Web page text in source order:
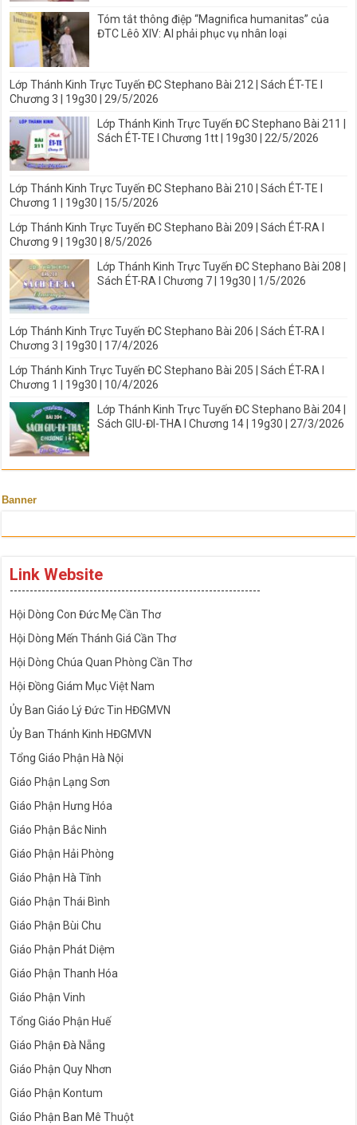
Tóm tắt thông điệp “Magnifica humanitas” của
ĐTC Lêô XIV: AI phải phục vụ nhân loại
Lớp Thánh Kinh Trực Tuyến ĐC Stephano Bài 212 | Sách ÉT-TE I
Chương 3 | 19g30 | 29/5/2026
Lớp Thánh Kinh Trực Tuyến ĐC Stephano Bài 211 |
Sách ÉT-TE I Chương 1tt | 19g30 | 22/5/2026
Lớp Thánh Kinh Trực Tuyến ĐC Stephano Bài 210 | Sách ÉT-TE I
Chương 1 | 19g30 | 15/5/2026
Lớp Thánh Kinh Trực Tuyến ĐC Stephano Bài 209 | Sách ÉT-RA I
Chương 9 | 19g30 | 8/5/2026
Lớp Thánh Kinh Trực Tuyến ĐC Stephano Bài 208 |
Sách ÉT-RA I Chương 7 | 19g30 | 1/5/2026
Lớp Thánh Kinh Trực Tuyến ĐC Stephano Bài 206 | Sách ÉT-RA I
Chương 3 | 19g30 | 17/4/2026
Lớp Thánh Kinh Trực Tuyến ĐC Stephano Bài 205 | Sách ÉT-RA I
Chương 1 | 19g30 | 10/4/2026
Lớp Thánh Kinh Trực Tuyến ĐC Stephano Bài 204 |
Sách GIU-ĐI-THA I Chương 14 | 19g30 | 27/3/2026
Banner
Link Website
---------------------------------------------------------------
Hội Dòng Con Đức Mẹ Cần Thơ
Hội Dòng Mến Thánh Giá Cần Thơ
Hội Dòng Chúa Quan Phòng Cần Thơ
Hội Đồng Giám Mục Việt Nam
Ủy Ban Giáo Lý Đức Tin HĐGMVN
Ủy Ban Thánh Kinh HĐGMVN
Tổng Giáo Phận Hà Nội
Giáo Phận Lạng Sơn
Giáo Phận Hưng Hóa
Giáo Phận Bắc Ninh
Giáo Phận Hải Phòng
Giáo Phận Hà Tĩnh
Giáo Phận Thái Bình
Giáo Phận Bùi Chu
Giáo Phận Phát Diệm
Giáo Phận Thanh Hóa
Giáo Phận Vinh
Tổng Giáo Phận Huế
Giáo Phận Đà Nẵng
Giáo Phận Quy Nhơn
Giáo Phận Kontum
Giáo Phận Ban Mê Thuột